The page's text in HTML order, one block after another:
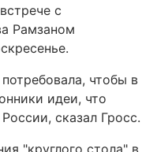
с
Рамзаном
чтобы в
идеи, что
сказал Гросс.
"круглого стола" в